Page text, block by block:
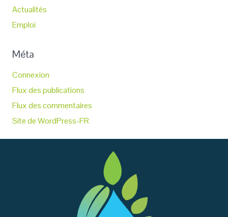
Actualités
Emploi
Méta
Connexion
Flux des publications
Flux des commentaires
Site de WordPress-FR